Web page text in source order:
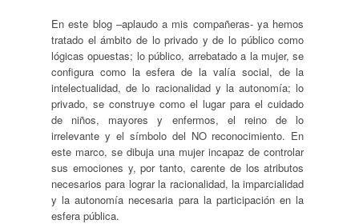
En este blog –aplaudo a mis compañeras- ya hemos
tratado el ámbito de lo privado y de lo público como
lógicas opuestas; lo público, arrebatado a la mujer, se
configura como la esfera de la valía social, de la
intelectualidad, de lo racionalidad y la autonomía; lo
privado, se construye como el lugar para el cuidado
de niños, mayores y enfermos, el reino de lo
irrelevante y el símbolo del NO reconocimiento. En
este marco, se dibuja una mujer incapaz de controlar
sus emociones y, por tanto, carente de los atributos
necesarios para lograr la racionalidad, la imparcialidad
y la autonomía necesaria para la participación en la
esfera pública.